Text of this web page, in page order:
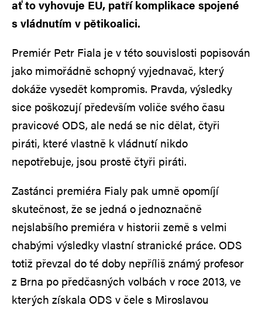
ať to vyhovuje EU, patří komplikace spojené
s vládnutím v pětikoalici.
Premiér Petr Fiala je v této souvislosti popisován
jako mimořádně schopný vyjednavač, který
dokáže vysedět kompromis. Pravda, výsledky
sice poškozují především voliče svého času
pravicové ODS, ale nedá se nic dělat, čtyři
piráti, které vlastně k vládnutí nikdo
nepotřebuje, jsou prostě čtyři piráti.
Zastánci premiéra Fialy pak umně opomíjí
skutečnost, že se jedná o jednoznačně
nejslabšího premiéra v historii země s velmi
chabými výsledky vlastní stranické práce. ODS
totiž převzal do té doby nepříliš známý profesor
z Brna po předčasných volbách v roce 2013, ve
kterých získala ODS v čele s Miroslavou